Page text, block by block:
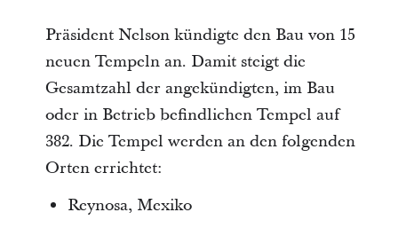
Präsident Nelson kündigte den Bau von 15
neuen Tempeln an. Damit steigt die
Gesamtzahl der angekündigten, im Bau
oder in Betrieb befindlichen Tempel auf
382. Die Tempel werden an den folgenden
Orten errichtet:
Reynosa, Mexiko